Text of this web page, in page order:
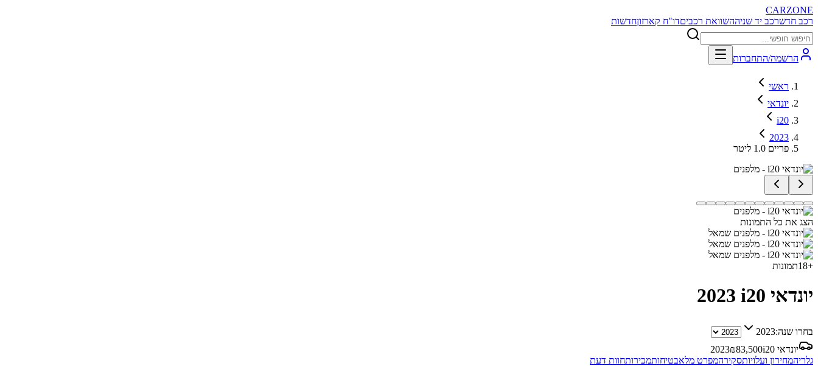
CARZONE
רכב חדשרכב יד שניההשוואת רכביםדו"ח קארזוןחדשות
הרשמה/התחברות
ראשי
יונדאי
i20
2023
פריים 1.0 ליטר
הצג את כל התמונות
+
18תמונות
יונדאי i20 2023
בחרו שנה:2023
יונדאי i20
2023₪83,500
גלריהמחירון ועלויותסקירהמפרט מלאבטיחותמכירותחוות דעת